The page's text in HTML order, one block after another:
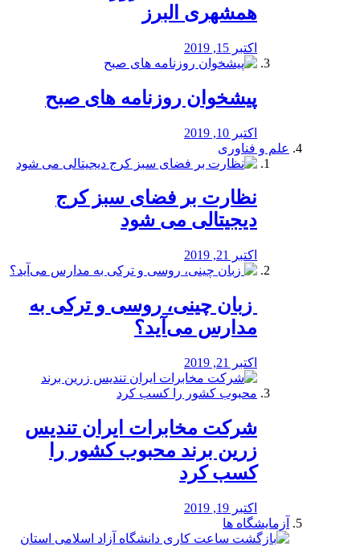
همشهری البرز
اکتبر 15, 2019
پیشخوان روزنامه های صبح
اکتبر 10, 2019
علم و فناوری
نظارت بر فضای سبز کرج
دیجیتالی می شود
اکتبر 21, 2019
️ زبان چینی، روسی و ترکی به
مدارس می‌آید؟
اکتبر 21, 2019
شرکت مخابرات ایران تندیس
زرین برند محبوب کشور را
کسب کرد
اکتبر 19, 2019
آزمایشگاه ها